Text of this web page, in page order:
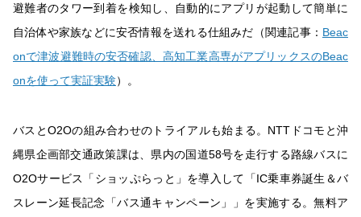
避難者のタワー到着を検知し、自動的にアプリが起動して簡単に
自治体や家族などに安否情報を送れる仕組みだ（関連記事： Beac
onで津波避難時の安否確認、高知工業高専がアプリックスのBeac
onを使って実証実験）。
バスとO2Oの組み合わせのトライアルも始まる。NTTドコモと沖
縄県企画部交通政策課は、県内の国道58号を走行する路線バスに
O2Oサービス「ショッぷらっと」を導入して「IC乗車券誕生＆バ
スレーン延長記念「バス通キャンペーン」」を実施する。無料ア